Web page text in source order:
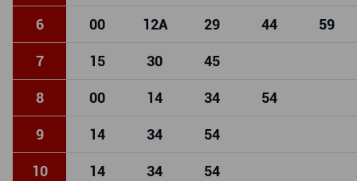
6 00 12A 29 44 59
7 15 30 45
8 00 14 34 54
9 14 34 54
10 14 34 54